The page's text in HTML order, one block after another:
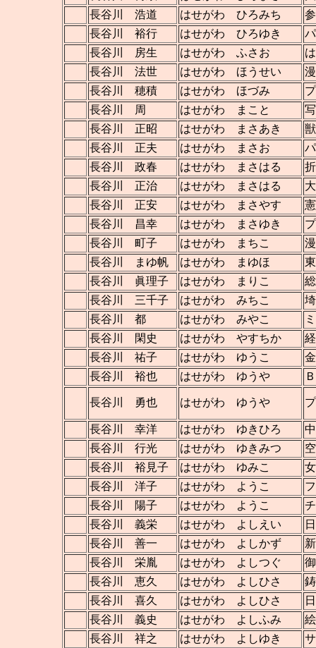
長谷川 浩道
はせがわ ひろみち
長谷川 裕行
はせがわ ひろゆき
長谷川 房生
はせがわ ふさお
長谷川 法世
はせがわ ほうせい
長谷川 穂積
はせがわ ほづみ
長谷川 周
はせがわ まこと
長谷川 正昭
はせがわ まさあき
長谷川 正夫
はせがわ まさお
長谷川 政春
はせがわ まさはる
長谷川 正治
はせがわ まさはる
長谷川 正安
はせがわ まさやす
長谷川 昌幸
はせがわ まさゆき
長谷川 町子
はせがわ まちこ
長谷川 まゆ帆
はせがわ まゆほ
長谷川 眞理子
はせがわ まりこ
長谷川 三千子
はせがわ みちこ
長谷川 都
はせがわ みやこ
長谷川 閑史
はせがわ やすちか
長谷川 祐子
はせがわ ゆうこ
長谷川 裕也
はせがわ ゆうや
長谷川 勇也 はせがわ ゆうや
長谷川 幸洋 はせがわ ゆきひろ
長谷川 行光
はせがわ ゆきみつ
長谷川 裕見子
はせがわ ゆみこ
長谷川 洋子
はせがわ ようこ
長谷川 陽子
はせがわ ようこ
長谷川 義栄
はせがわ よしえい
長谷川 善一
はせがわ よしかず
長谷川 栄胤
はせがわ よしつぐ
長谷川 恵久
はせがわ よしひさ
長谷川 喜久
はせがわ よしひさ
長谷川 義史
はせがわ よしふみ
長谷川 祥之
はせがわ よしゆき